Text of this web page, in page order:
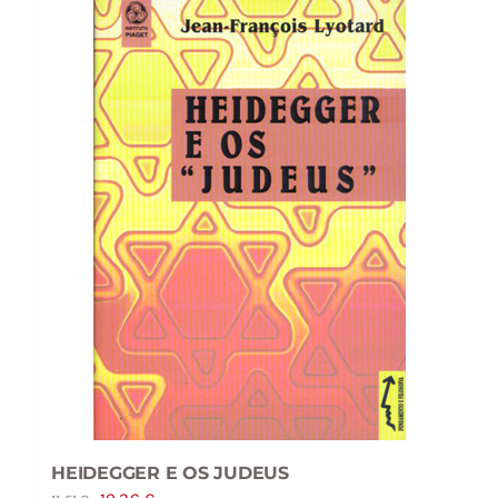
HEIDEGGER E OS JUDEUS